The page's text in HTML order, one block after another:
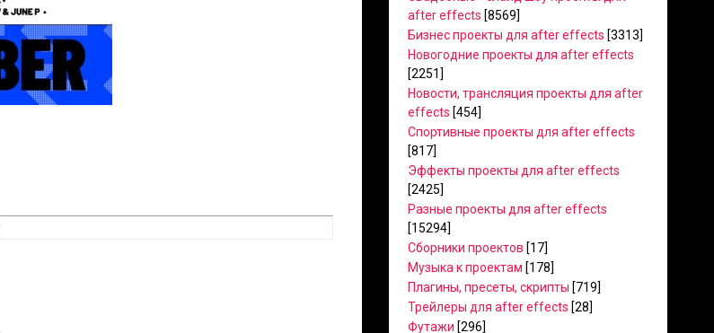
after effects [8569]
Бизнес проекты для after effects [3313]
Новогодние проекты для after effects
[2251]
Новости, трансляция проекты для after
effects [454]
Спортивные проекты для after effects
[817]
Эффекты проекты для after effects
[2425]
Разные проекты для after effects
[15294]
Сборники проектов [17]
Музыка к проектам [178]
Плагины, пресеты, скрипты [719]
Трейлеры для after effects [28]
Футажи [296]